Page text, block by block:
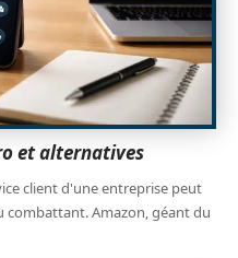
et alternatives
client d'une entreprise peut
combattant. Amazon, géant du